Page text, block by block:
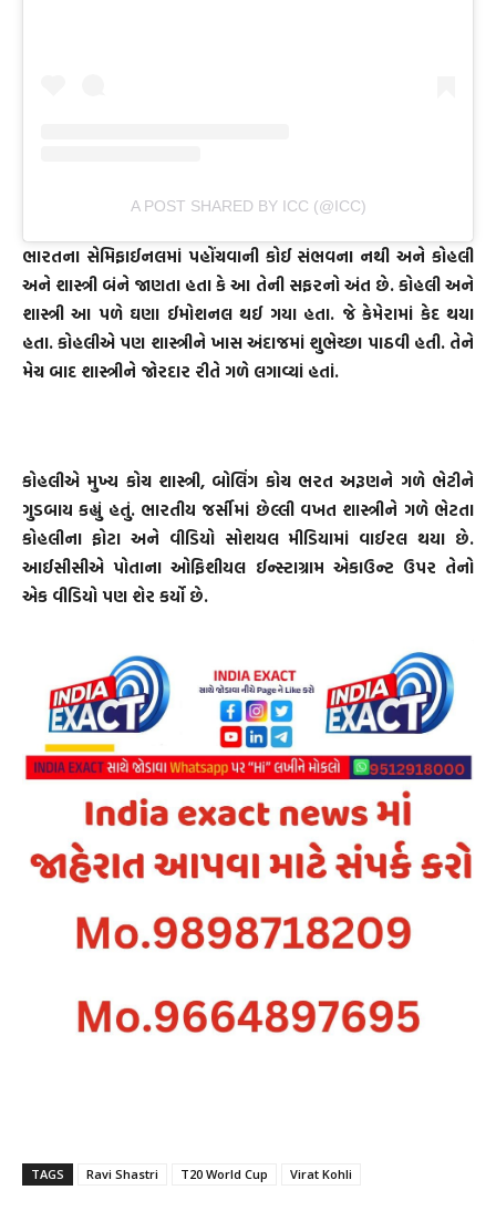
A POST SHARED BY ICC (@ICC)
ભારતના સેમિફાઈનલમાં પહોંચવાની કોઈ સંભવના નથી અને કોહલી
અને શાસ્ત્રી બંને જાણતા હતા કે આ તેની સફરનો અંત છે. કોહલી અને
શાસ્ત્રી આ પળે ઘણા ઈમોશનલ થઈ ગયા હતા. જે કેમેરામાં કેદ થયા
હતા. કોહલીએ પણ શાસ્ત્રીને ખાસ અંદાજમાં શુભેચ્છા પાઠવી હતી. તેને
મેચ બાદ શાસ્ત્રીને જોરદાર રીતે ગળે લગાવ્યાં હતાં.
કોહલીએ મુખ્ય કોચ શાસ્ત્રી, બોલિંગ કોચ ભરત અરૂણને ગળે ભેટીને
ગુડબાય કહ્યું હતું. ભારતીય જર્સીમાં છેલ્લી વખત શાસ્ત્રીને ગળે ભેટતા
કોહલીના ફોટા અને વીડિયો સોશયલ મીડિયામાં વાઈરલ થયા છે.
આઈસીસીએ પોતાના ઓફિશીયલ ઈન્સ્ટાગ્રામ એકાઉન્ટ ઉપર તેનો
એક વીડિયો પણ શેર કર્યો છે.
TAGS Ravi Shastri T20 World Cup Virat Kohli